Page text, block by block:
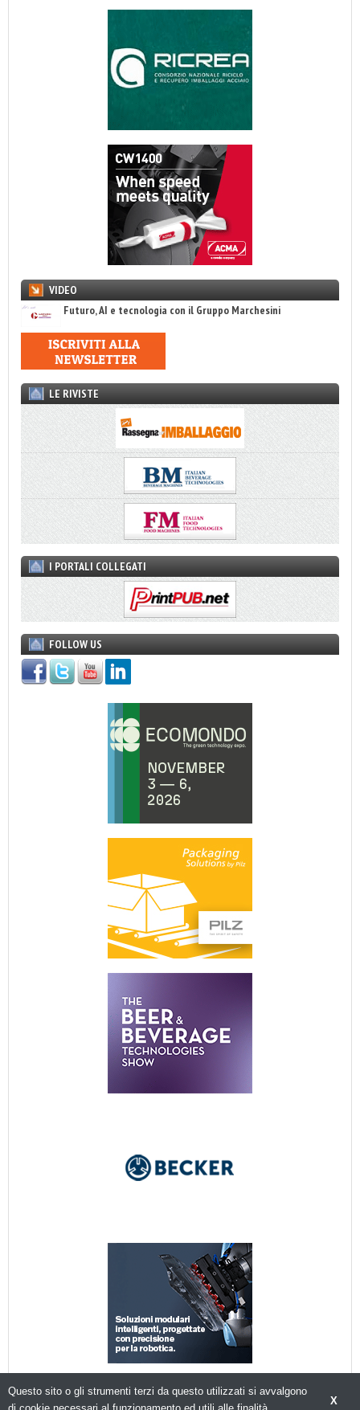
VIDEO
Futuro, AI e tecnologia con il Gruppo Marchesini
LE RIVISTE
I PORTALI COLLEGATI
FOLLOW US
X
Questo sito o gli strumenti terzi da questo utilizzati si avvalgono